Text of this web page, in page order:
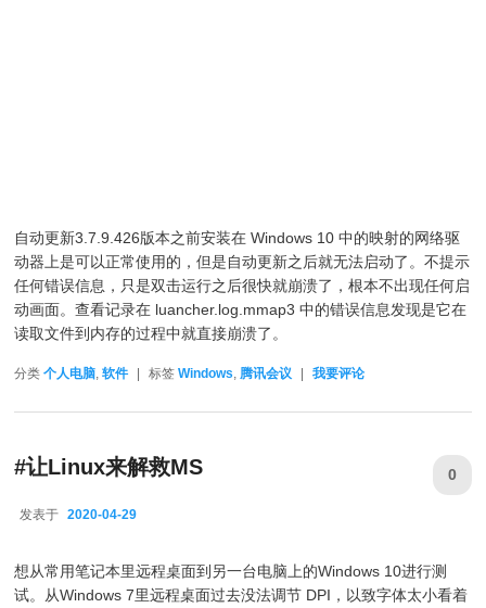
自动更新3.7.9.426版本之前安装在 Windows 10 中的映射的网络驱
动器上是可以正常使用的，但是自动更新之后就无法启动了。不提示
任何错误信息，只是双击运行之后很快就崩溃了，根本不出现任何启
动画面。查看记录在 luancher.log.mmap3 中的错误信息发现是它在
读取文件到内存的过程中就直接崩溃了。
分类 个人电脑,软件 标签 Windows,腾讯会议 我要评论
#让Linux来解救MS
发表于 2020-04-29
0
想从常用笔记本里远程桌面到另一台电脑上的Windows 10进行测
试。从Windows 7里远程桌面过去没法调节 DPI，以致字体太小看着